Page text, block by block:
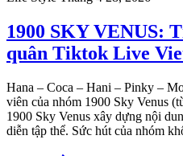
1900 SKY VENUS:
quân Tiktok Live
Hana – Coca – Hani – Pinky –
viên của nhóm 1900 Sky Venus
1900 Sky Venus xây dựng nội
diễn tập thể. Sức hút của nhóm